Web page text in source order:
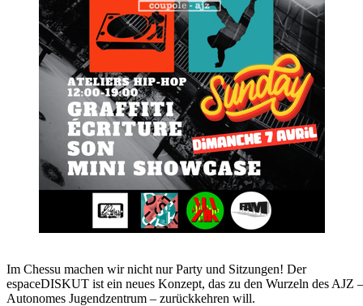
Im Chessu machen wir nicht nur Party und Sitzungen! Der
espaceDISKUT ist ein neues Konzept, das zu den Wurzeln des AJZ –
Autonomes Jugendzentrum – zurückkehren will.